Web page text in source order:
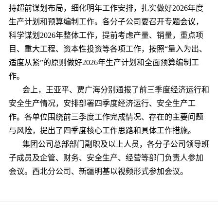
持超前谋划布局，细化明年工作安排，扎实做好2026年度
生产计划和预算编制工作。各分子公司要召开专题会议，
科学谋划2026年整体工作，提前考虑产量、销量，重点项
目、重大工程、资本性投资等各项工作，按照“量入为出、
适度从紧”的原则做好2026年生产计划和全面预算编制工
作。
会上，王亚平、贾广海分别通报了前三季度经济运行和
安全生产情况，安排部署四季度经济运行、安全生产工
作。各单位围绕前三季度工作完成情况、存在的主要问题
与风险，提出了四季度核心工作思路和具体工作措施。
集团公司总部部门副职及以上人员，各分子公司领导班
子成员及企管、财务、安全生产、经营等部门负责人参加
会议。西北分公司、新疆明基以视频形式参加会议。